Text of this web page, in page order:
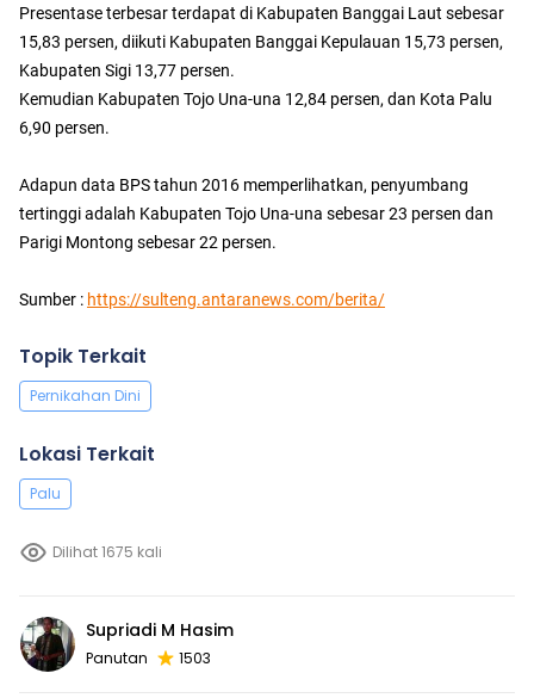
Presentase terbesar terdapat di Kabupaten Banggai Laut sebesar
15,83 persen, diikuti Kabupaten Banggai Kepulauan 15,73 persen,
Kabupaten Sigi 13,77 persen.
Kemudian Kabupaten Tojo Una-una 12,84 persen, dan Kota Palu
6,90 persen.
Adapun data BPS tahun 2016 memperlihatkan, penyumbang
tertinggi adalah Kabupaten Tojo Una-una sebesar 23 persen dan
Parigi Montong sebesar 22 persen.
Sumber : https://sulteng.antaranews.com/berita/
Topik Terkait
Pernikahan Dini
Lokasi Terkait
Palu
Dilihat 1675 kali
Supriadi M Hasim
Panutan 1503